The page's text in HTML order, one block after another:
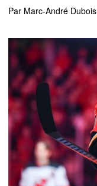
Par Marc-André Dubois